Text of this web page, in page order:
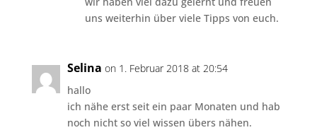
uns weiterhin über viele Tipps von euch.
Selina on 1. Februar 2018 at 20:54
hallo
ich nähe erst seit ein paar Monaten und hab
noch nicht so viel wissen übers nähen.